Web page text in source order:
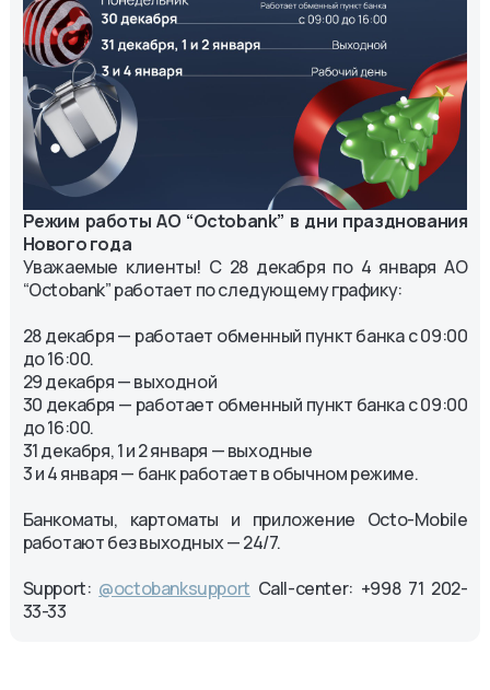
Режим работы АО “Octobank” в дни празднования
Нового года
Уважаемые клиенты! С 28 декабря по 4 января АО
“Octobank” работает по следующему графику:
28 декабря — работает обменный пункт банка с 09:00
до 16:00.
29 декабря — выходной
30 декабря — работает обменный пункт банка с 09:00
до 16:00.
31 декабря, 1 и 2 января — выходные
3 и 4 января — банк работает в обычном режиме.
Банкоматы, картоматы и приложение Octo-Mobile
работают без выходных — 24/7.
Support: @octobanksupport Call-center: +998 71 202-
33-33